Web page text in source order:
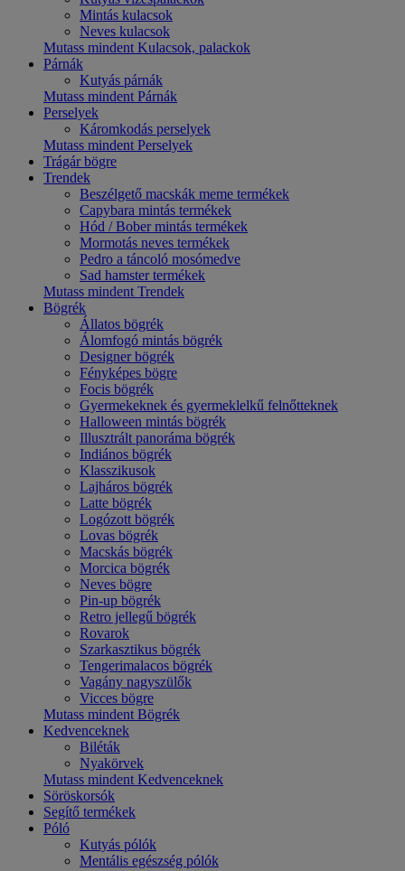
Mintás kulacsok
Neves kulacsok
Mutass mindent Kulacsok, palackok
Párnák
Kutyás párnák
Mutass mindent Párnák
Perselyek
Káromkodás perselyek
Mutass mindent Perselyek
Trágár bögre
Trendek
Beszélgető macskák meme termékek
Capybara mintás termékek
Hód / Bober mintás termékek
Mormotás neves termékek
Pedro a táncoló mosómedve
Sad hamster termékek
Mutass mindent Trendek
Bögrék
Állatos bögrék
Álomfogó mintás bögrék
Designer bögrék
Fényképes bögre
Focis bögrék
Gyermekeknek és gyermeklelkű felnőtteknek
Halloween mintás bögrék
Illusztrált panoráma bögrék
Indiános bögrék
Klasszikusok
Lajháros bögrék
Latte bögrék
Logózott bögrék
Lovas bögrék
Macskás bögrék
Morcica bögrék
Neves bögre
Pin-up bögrék
Retro jellegű bögrék
Rovarok
Szarkasztikus bögrék
Tengerimalacos bögrék
Vagány nagyszülők
Vicces bögre
Mutass mindent Bögrék
Kedvenceknek
Biléták
Nyakörvek
Mutass mindent Kedvenceknek
Söröskorsók
Segítő termékek
Póló
Kutyás pólók
Mentális egészség pólók